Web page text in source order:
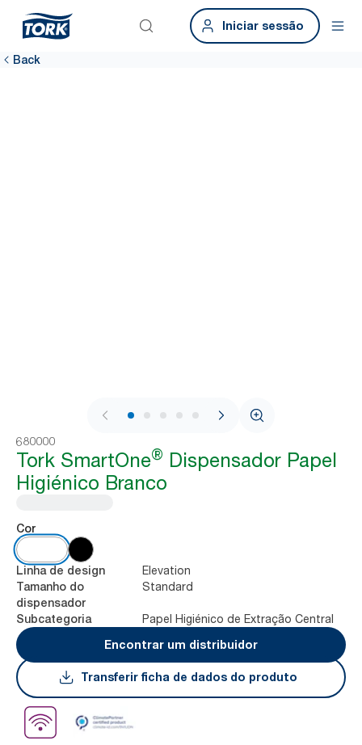
Iniciar sessão
Back
1 / 9
680000
Tork SmartOne® Dispensador Papel
Higiénico Branco
Cor
Linha de design Elevation
Tamanho do
dispensador
Standard
Subcategoria
Papel Higiénico de Extração Central
Encontrar um distribuidor
Transferir ficha de dados do produto